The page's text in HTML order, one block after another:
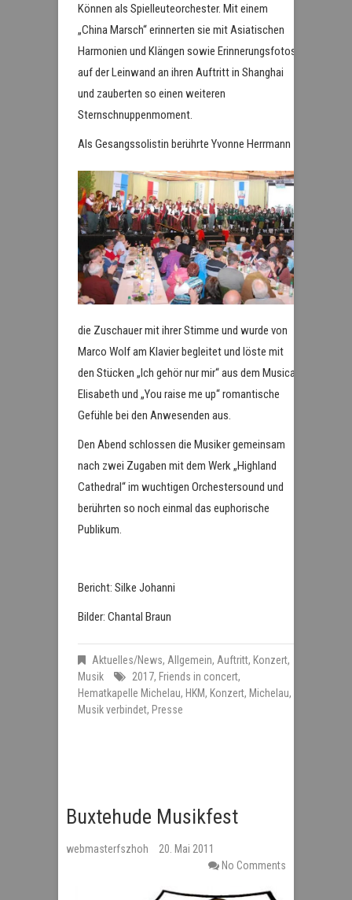
Können als Spielleuteorchester. Mit einem
„China Marsch“ erinnerten sie mit Asiatischen
Harmonien und Klängen sowie Erinnerungsfotos
auf der Leinwand an ihren Auftritt in Shanghai
und zauberten so einen weiteren
Sternschnuppenmoment.
Als Gesangssolistin berührte Yvonne Herrmann
die Zuschauer mit ihrer Stimme und wurde von
Marco Wolf am Klavier begleitet und löste mit
den Stücken „Ich gehör nur mir“ aus dem Musical
Elisabeth und „You raise me up“ romantische
Gefühle bei den Anwesenden aus.
Den Abend schlossen die Musiker gemeinsam
nach zwei Zugaben mit dem Werk „Highland
Cathedral“ im wuchtigen Orchestersound und
berührten so noch einmal das euphorische
Publikum.
Bericht: Silke Johanni
Bilder: Chantal Braun
Aktuelles/News, Allgemein, Auftritt, Konzert,
Musik
2017, Friends in concert,
Hematkapelle Michelau, HKM, Konzert, Michelau,
Musik verbindet, Presse
Buxtehude Musikfest
webmasterfszhoh
20. Mai 2011
No Comments